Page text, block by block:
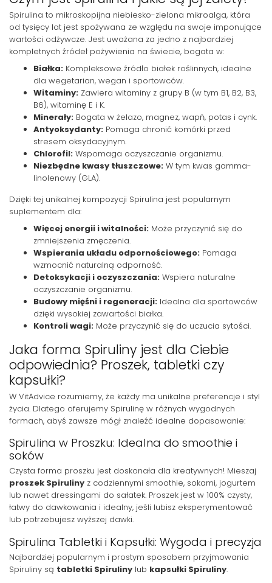
Spirulina to mikroskopijna niebiesko-zielona mikroalga, która
od tysięcy lat jest spożywana ze względu na swoje imponujące
wartości odżywcze. Jest uważana za jedno z najbardziej
kompletnych źródeł pożywienia na świecie, bogata w:
Białka: Kompleksowe źródło białek roślinnych, idealne
dla wegetarian, wegan i sportowców.
Witaminy: Zawiera witaminy z grupy B (w tym B1, B2, B3,
B6), witaminę E i K.
Minerały: Bogata w żelazo, magnez, wapń, potas i cynk.
Antyoksydanty: Pomaga chronić komórki przed
stresem oksydacyjnym.
Chlorofil: Wspomaga oczyszczanie organizmu.
Niezbędne kwasy tłuszczowe: W tym kwas gamma-
linolenowy (GLA).
Dzięki tej unikalnej kompozycji Spirulina jest popularnym
suplementem dla:
Więcej energii i witalności: Może przyczynić się do
zmniejszenia zmęczenia.
Wspierania układu odpornościowego: Pomaga
wzmocnić naturalną odporność.
Detoksykacji i oczyszczania: Wspiera naturalne
oczyszczanie organizmu.
Budowy mięśni i regeneracji: Idealna dla sportowców
dzięki wysokiej zawartości białka.
Kontroli wagi: Może przyczynić się do uczucia sytości.
Jaka forma Spiruliny jest dla Ciebie
odpowiednia? Proszek, tabletki czy
kapsułki?
W VitAdvice rozumiemy, że każdy ma unikalne preferencje i styl
życia. Dlatego oferujemy Spirulinę w różnych wygodnych
formach, abyś zawsze mógł znaleźć idealne dopasowanie:
Spirulina w Proszku: Idealna do smoothie i
soków
Czysta forma proszku jest doskonała dla kreatywnych! Mieszaj
proszek Spiruliny z codziennymi smoothie, sokami, jogurtem
lub nawet dressingami do sałatek. Proszek jest w 100% czysty,
łatwy do dawkowania i idealny, jeśli lubisz eksperymentować
lub potrzebujesz wyższej dawki.
Spirulina Tabletki i Kapsułki: Wygoda i precyzja
Najbardziej popularnym i prostym sposobem przyjmowania
Spiruliny są tabletki Spiruliny lub kapsułki Spiruliny.